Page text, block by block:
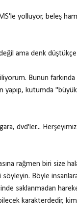
yolluyor, beleş
ama denk
Bunun
kutumda
dvd'ler...
rağmen biri size
söyleyin. Böyle
saklanmadan
karakterdedir,